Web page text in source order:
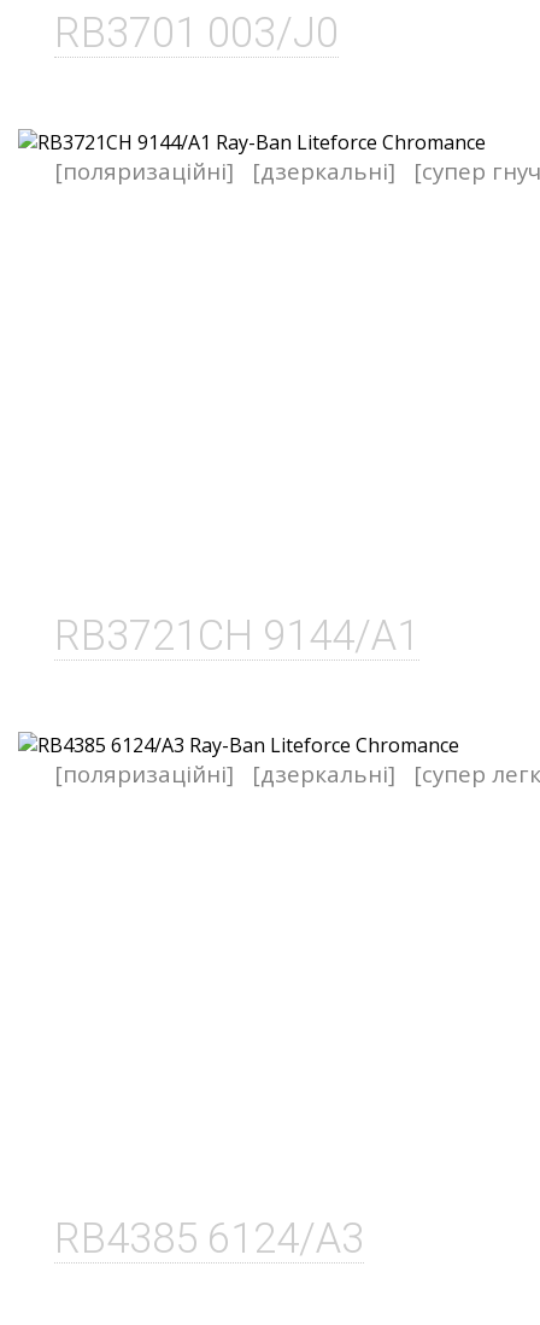
RB3701 003/J0
RB3721CH 9144/A1
[поляризаційні] [дзеркальні] [супер
RB4385 6124/A3
[поляризаційні] [дзеркальні] [супер